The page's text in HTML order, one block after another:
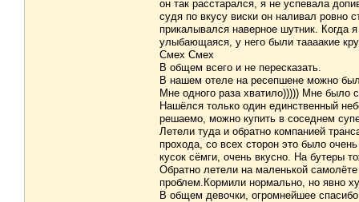
он так расстарался, я не успевала
судя по вкусу виски он наливал ровно
прикалывался наверное шутник. Когда
улыбающаяся, у него были таааакие
Смех Смех
В общем всего и не пересказать.
В нашем отеле на ресепшене можно
Мне одного раза хватило))))) Мне было
Нашёлся только один единственный
решаемо, можно купить в соседнем
Летели туда и обратно компанией
прохода, со всех сторон это было
кусок сёмги, очень вкусно. На бутеры
Обратно летели на маленькой
проблем.Кормили нормально, но явно
В общем девочки, огромнейшее